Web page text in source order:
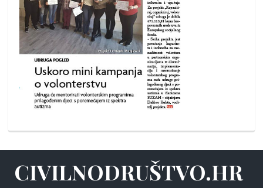
CIVILNODRUŠTVO.HR